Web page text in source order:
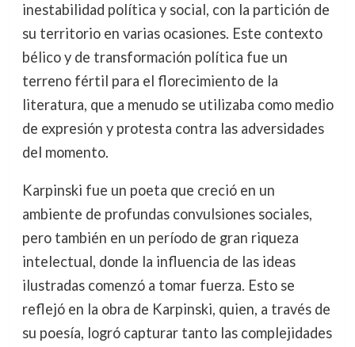
inestabilidad política y social, con la partición de
su territorio en varias ocasiones. Este contexto
bélico y de transformación política fue un
terreno fértil para el florecimiento de la
literatura, que a menudo se utilizaba como medio
de expresión y protesta contra las adversidades
del momento.
Karpinski fue un poeta que creció en un
ambiente de profundas convulsiones sociales,
pero también en un período de gran riqueza
intelectual, donde la influencia de las ideas
ilustradas comenzó a tomar fuerza. Esto se
reflejó en la obra de Karpinski, quien, a través de
su poesía, logró capturar tanto las complejidades